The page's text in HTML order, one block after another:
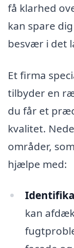
få klarhed
kan spare
besvær i det
Et firma
tilbyder en
du får et
kvalitet.
områder,
hjælpe med:
kan